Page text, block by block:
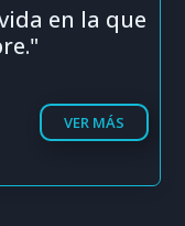
en la que
VER MÁS